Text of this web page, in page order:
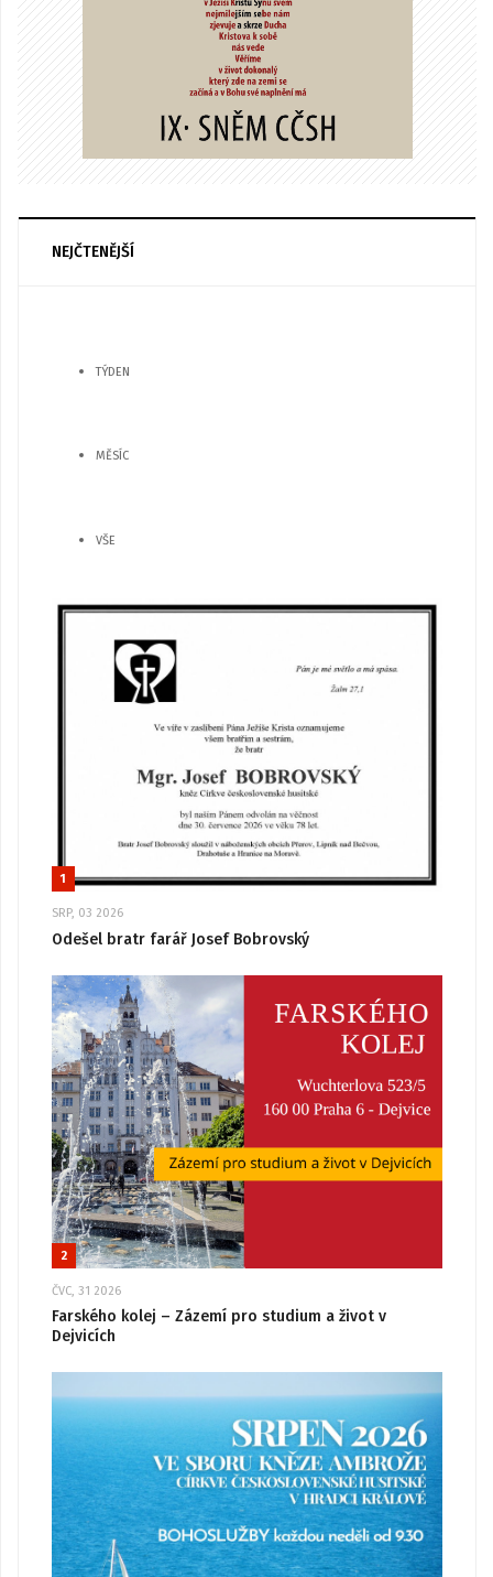
NEJČTENĚJŠÍ
TÝDEN
MĚSÍC
VŠE
1
SRP, 03 2026
Odešel bratr farář Josef Bobrovský
2
ČVC, 31 2026
Farského kolej – Zázemí pro studium a život v
Dejvicích